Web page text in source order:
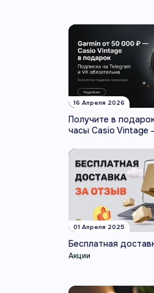
16 Апреля 2026
Получите в
часы Casio Vintage
01 Апреля 2025
Бесплатная
Акции